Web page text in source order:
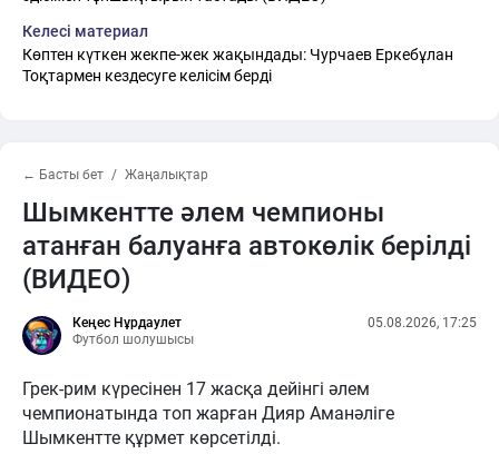
Келесі материал
Көптен күткен жекпе-жек жақындады: Чурчаев Еркебұлан
Тоқтармен кездесуге келісім берді
← Басты бет Жаңалықтар
Шымкентте әлем чемпионы
атанған балуанға автокөлік берілді
(ВИДЕО)
Кеңес Нұрдаулет
Футбол шолушысы
05.08.2026, 17:25
Грек-рим күресінен 17 жасқа дейінгі әлем
чемпионатында топ жарған Дияр Аманәліге
Шымкентте құрмет көрсетілді.